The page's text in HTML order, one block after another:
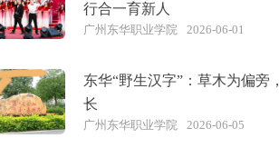
行合一育新人
广州东华职业学院 2026-06-01
东华“野生汉字”：草木为偏旁
长
广州东华职业学院 2026-06-05